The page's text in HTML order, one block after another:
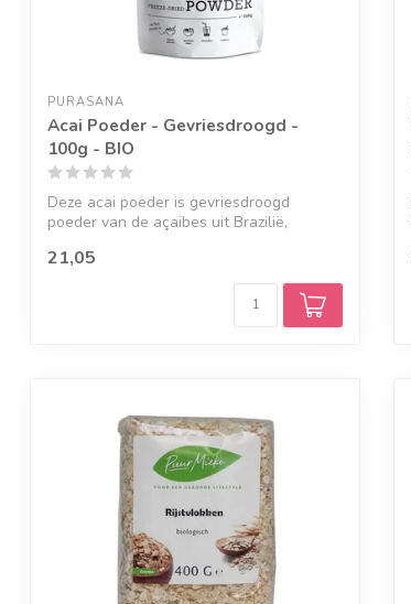
PURASANA
Acai Poeder - Gevriesdroogd -
100g - BIO
Deze acai poeder is gevriesdroogd
poeder van de açaibes uit Brazilië,
21,05